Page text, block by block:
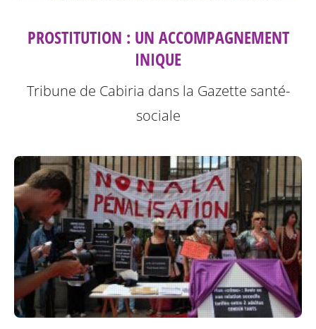
PROSTITUTION : UN ACCOMPAGNEMENT
INIQUE
Tribune de Cabiria dans la Gazette santé-
sociale